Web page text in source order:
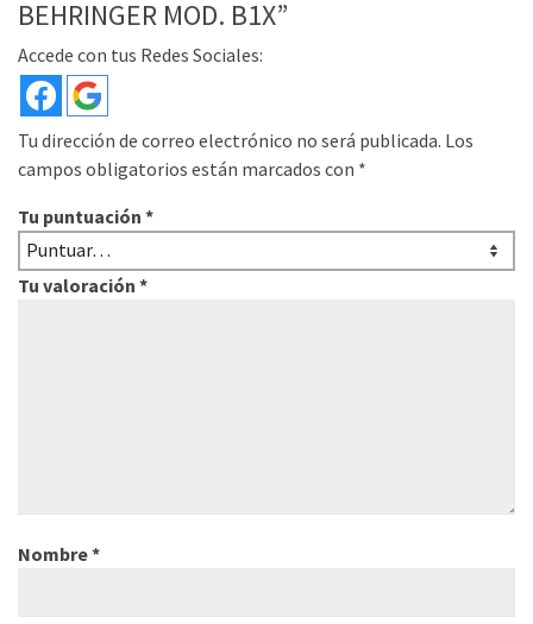
BEHRINGER MOD. B1X”
Accede con tus Redes Sociales:
Tu dirección de correo electrónico no será publicada. Los
campos obligatorios están marcados con *
Tu puntuación *
Tu valoración *
Nombre*